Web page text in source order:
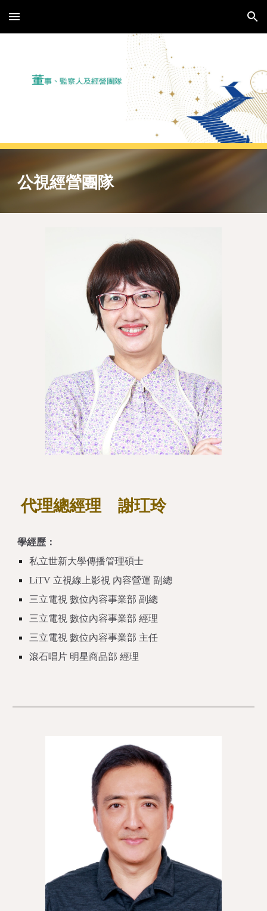
Skip to main content Skip to navigation
公視經營團隊
代理總經理 謝玒玲
學經歷：
私立世新大學傳播管理碩士
LiTV 立視線上影視 內容營運 副總
三立電視 數位內容事業部 副總
三立電視 數位內容事業部 經理
三立電視 數位內容事業部 主任
滾石唱片 明星商品部 經理